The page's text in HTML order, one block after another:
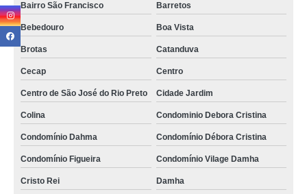
Bairro São Francisco Barretos
Bebedouro Boa Vista
Brotas Catanduva
Cecap Centro
Centro de São José do Rio Preto Cidade Jardim
Colina Condominio Debora Cristina
Condomínio Dahma Condomínio Débora Cristina
Condomínio Figueira Condomínio Vilage Damha
Cristo Rei Damha